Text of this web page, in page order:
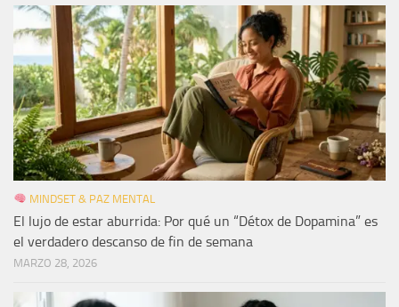
MINDSET & PAZ MENTAL
El lujo de estar aburrida: Por qué un “Détox de Dopamina” es
el verdadero descanso de fin de semana
MARZO 28, 2026